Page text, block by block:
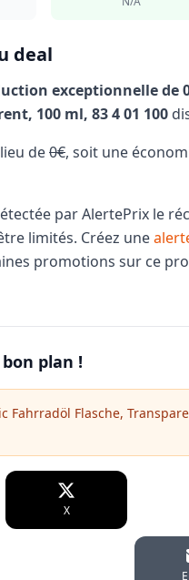
deal
exceptionnelle de
100 ml, 83 4 01 100
de0€, soit une
par AlertePrix le
limités. Créez une
promotions sur ce
plan !
Fahrradöl Flasche,
X